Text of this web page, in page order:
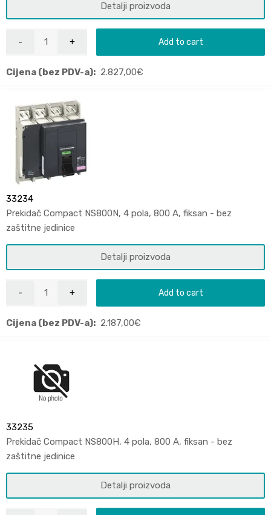
Detalji proizvoda
Add to cart
Cijena (bez PDV-a): 2.827,00€
33234
Prekidač Compact NS800N, 4 pola, 800 A, fiksan - bez
zaštitne jedinice
Detalji proizvoda
Add to cart
Cijena (bez PDV-a): 2.187,00€
33235
Prekidač Compact NS800H, 4 pola, 800 A, fiksan - bez
zaštitne jedinice
Detalji proizvoda